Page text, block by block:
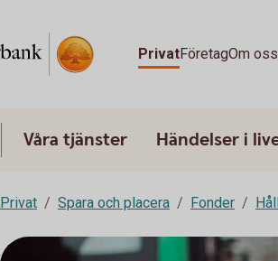
PrivatFöretagOm oss
Våra tjänster Händelser i
Privat Spara och placera Fonder